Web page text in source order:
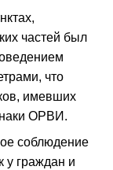
частей был
что
имевших
ОРВИ.
соблюдение
у граждан и